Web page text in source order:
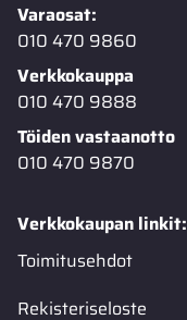
Varaosat:
010 470 9860
Verkkokauppa
010 470 9888
Töiden vastaanotto
010 470 9870
Verkkokaupan linkit:
Toimitusehdot
Rekisteriseloste